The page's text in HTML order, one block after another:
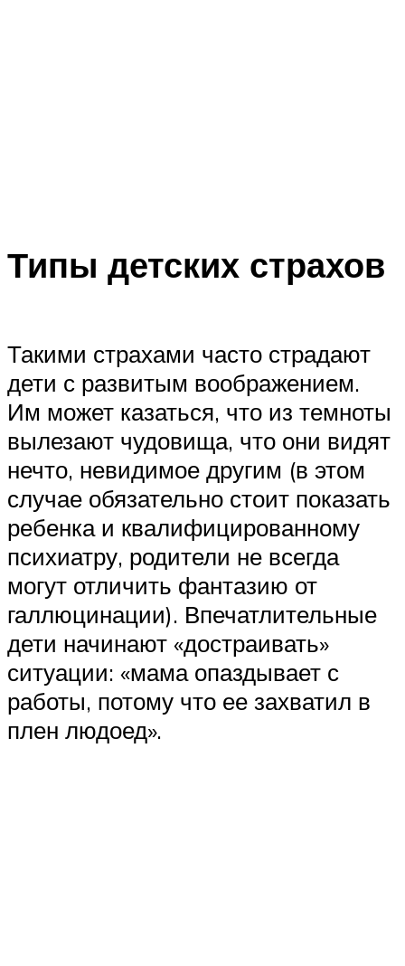
Типы детских страхов
Такими страхами часто страдают
дети с развитым воображением.
Им может казаться, что из темноты
вылезают чудовища, что они видят
нечто, невидимое другим (в этом
случае обязательно стоит показать
ребенка и квалифицированному
психиатру, родители не всегда
могут отличить фантазию от
галлюцинации). Впечатлительные
дети начинают «достраивать»
ситуации: «мама опаздывает с
работы, потому что ее захватил в
плен людоед».